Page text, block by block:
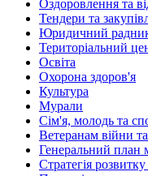
Оздоровлення та
Тендери та
Юридичний
Територіальний
Освіта
Охорона здоров'я
Культура
Мурали
Сім'я, молодь та
Ветеранам війни
Генеральний план
Стратегія розвитку